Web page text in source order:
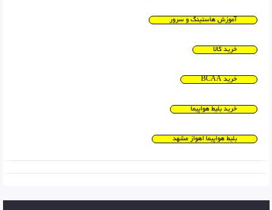
آموزش هاستینگ و سرور
خرید کالا
خرید BCAA
خرید بلیط هواپیما
بلیط هواپیما اهواز مشهد